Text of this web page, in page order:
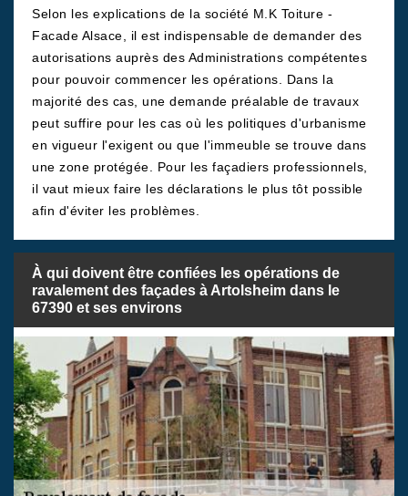
Selon les explications de la société M.K Toiture -
Facade Alsace, il est indispensable de demander des
autorisations auprès des Administrations compétentes
pour pouvoir commencer les opérations. Dans la
majorité des cas, une demande préalable de travaux
peut suffire pour les cas où les politiques d'urbanisme
en vigueur l'exigent ou que l'immeuble se trouve dans
une zone protégée. Pour les façadiers professionnels,
il vaut mieux faire les déclarations le plus tôt possible
afin d'éviter les problèmes.
À qui doivent être confiées les opérations de
ravalement des façades à Artolsheim dans le
67390 et ses environs